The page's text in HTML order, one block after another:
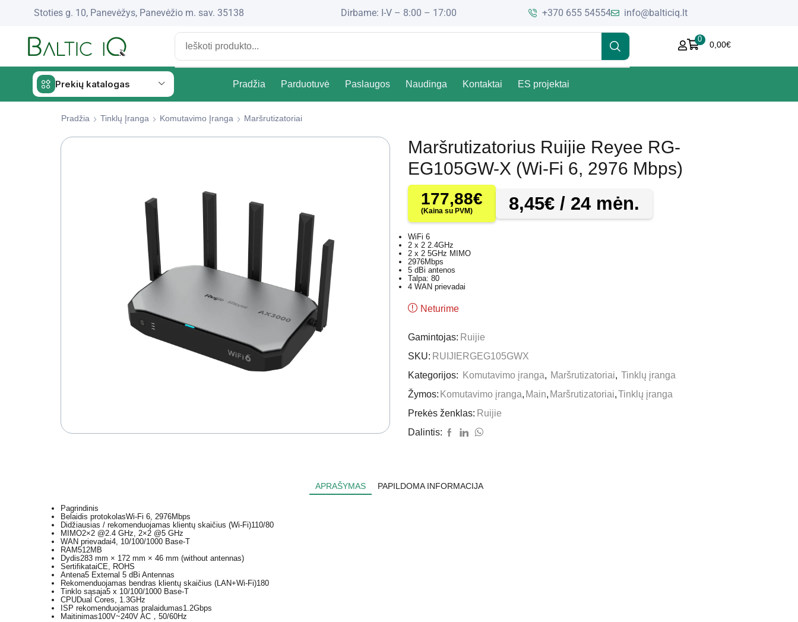
Stoties g. 10, Panevėžys, Panevėžio m. sav. 35138 Dirbame: I-V – 8:00 – 17:00 +370 655 54554 info@balticiq.lt
0
0,00€
Prekių katalogas Pradžia Parduotuvė Paslaugos Naudinga Kontaktai ES projektai
Pradžia Tinklų Įranga Komutavimo Įranga Maršrutizatoriai
Maršrutizatorius Ruijie Reyee RG-
EG105GW-X (Wi-Fi 6, 2976 Mbps)
177,88€
(Kaina su PVM) 8,45€ / 24 mėn.
WiFi 6
2 x 2 2.4GHz
2 x 2 5GHz MIMO
2976Mbps
5 dBi antenos
Talpa: 80
4 WAN prievadai
Neturime
Gamintojas: Ruijie
SKU: RUIJIERGEG105GWX
Kategorijos:
Komutavimo įranga, Maršrutizatoriai, Tinklų įranga
Žymos: Komutavimo įranga, Main, Maršrutizatoriai,Tinklų įranga
Prekės ženklas: Ruijie
Dalintis:
APRAŠYMAS PAPILDOMA INFORMACIJA
Pagrindinis
Belaidis protokolasWi-Fi 6, 2976Mbps
Didžiausias / rekomenduojamas klientų skaičius (Wi-Fi)110/80
MIMO2×2 @2.4 GHz, 2×2 @5 GHz
WAN prievadai4, 10/100/1000 Base-T
RAM512MB
Dydis283 mm × 172 mm × 46 mm (without antennas)
SertifikataiCE, ROHS
Antena5 External 5 dBi Antennas
Rekomenduojamas bendras klientų skaičius (LAN+Wi-Fi)180
Tinklo sąsaja5 x 10/100/1000 Base-T
CPUDual Cores, 1.3GHz
ISP rekomenduojamas pralaidumas1.2Gbps
Maitinimas100V~240V AC，50/60Hz